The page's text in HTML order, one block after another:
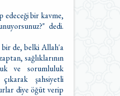
edeceği bir kavme,
dedi.
bir de, belki Allah'a
sağlıklarının
ve sorumluluk
şahsiyetli
diye öğüt verip